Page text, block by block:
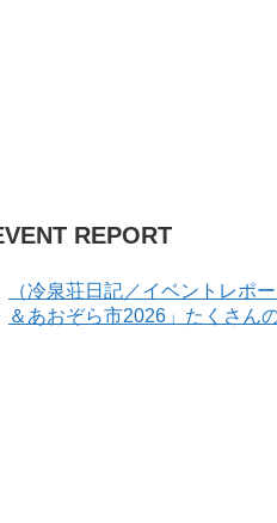
REPORT
（冷泉荘日記／イベントレポ
＆あおぞら市2026」たくさん